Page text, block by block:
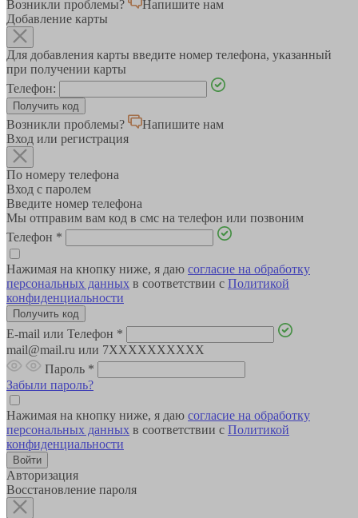
Возникли проблемы?
Напишите нам
Добавление карты
Для добавления карты введите номер телефона, указанный
при получении карты
Телефон:
Возникли проблемы?
Напишите нам
Вход или регистрация
По номеру телефона
Вход с паролем
Введите номер телефона
Мы отправим вам код в смс на телефон или позвоним
Телефон *
Нажимая на кнопку ниже, я даю согласие на обработку
персональных данных в соответствии с Политикой
конфиденциальности
E-mail или Телефон *
mail@mail.ru или 7XXXXXXXXXX
Пароль *
Забыли пароль?
Нажимая на кнопку ниже, я даю согласие на обработку
персональных данных в соответствии с Политикой
конфиденциальности
Авторизация
Восстановление пароля